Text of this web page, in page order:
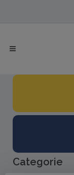
Categorie